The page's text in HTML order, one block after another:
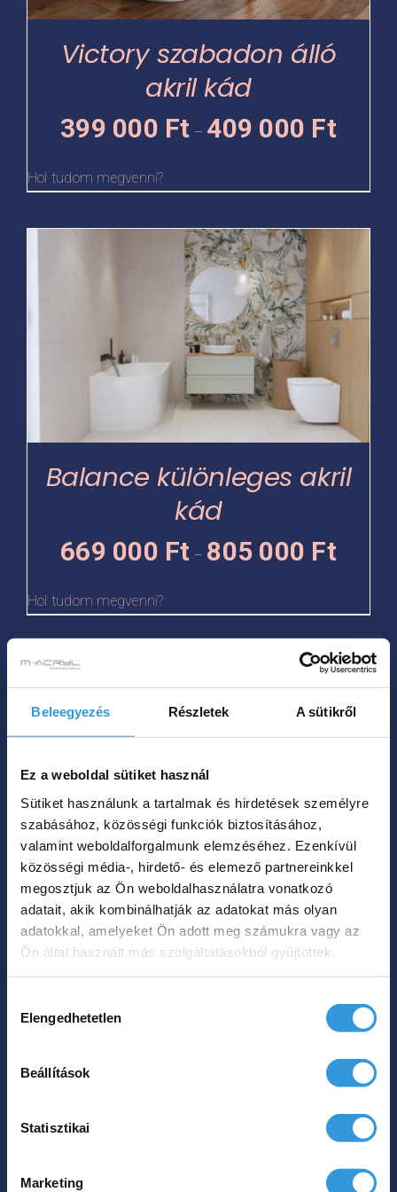
Beleegyezés Részletek A sütikről
Ez a weboldal sütiket használ
Sütiket használunk a tartalmak és hirdetések személyre
szabásához, közösségi funkciók biztosításához,
valamint weboldalforgalmunk elemzéséhez. Ezenkívül
közösségi média-, hirdető- és elemező partnereinkkel
megosztjuk az Ön weboldalhasználatra vonatkozó
adatait, akik kombinálhatják az adatokat más olyan
adatokkal, amelyeket Ön adott meg számukra vagy az
Ön által használt más szolgáltatásokból gyűjtöttek.
kiválasztása
Elengedhetetlen
Beállítások
Statisztikai
Marketing
Victory szabadon álló
akril kád
399 000 Ft – 409 000 Ft399
-
Hol tudom megvenni?
a
termékoldalon
választhatók
Balance különleges akril
kád
669 000 Ft – 805 000 Ft669
-
805
000 Ft
Hol tudom megvenni?
választhatók
Lily különleges
műmárvány kád
899 000Ft – 985 000Ft
000 Ft
-
985
000 Ft
Hol tudom megvenni?
Ennek
a
terméknek
több
A
változatok
a
termékoldalon
választhatók
ki
terméknek
variációja